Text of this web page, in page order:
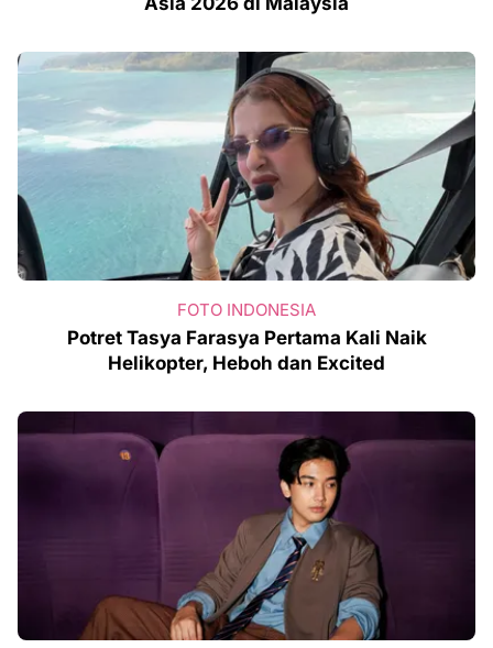
FOTO INDONESIA
Potret Tasya Farasya Pertama Kali Naik
Helikopter, Heboh dan Excited